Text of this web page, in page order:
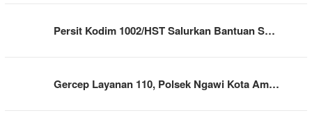
Persit Kodim 1002/HST Salurkan Bantuan S…
Gercep Layanan 110, Polsek Ngawi Kota Am…